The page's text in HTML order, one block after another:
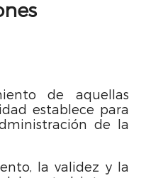
de aquellas
establece para
de la
la validez y la